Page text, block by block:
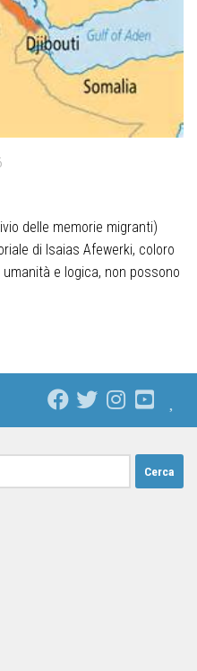
memorie migranti)
di Isaias Afewerki, coloro
e logica, non possono